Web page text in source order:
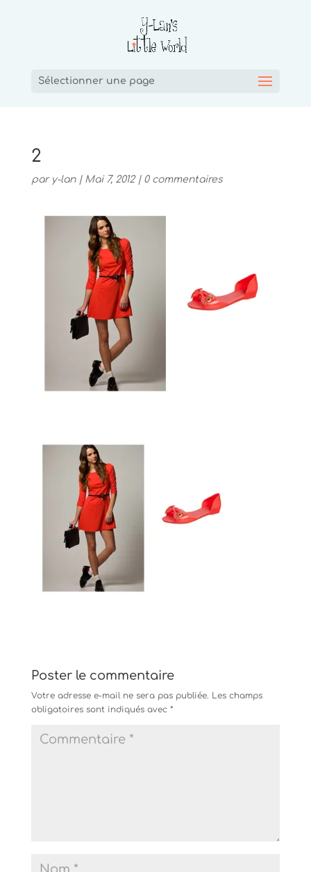
Sélectionner une page
2
par y-lan| Mai 7, 2012| 0 commentaires
Poster le commentaire
Votre adresse e-mail ne sera pas publiée. Les champs
obligatoires sont indiqués avec *